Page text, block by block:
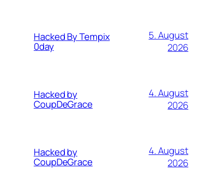
Hacked By Tempix
0day
5. August
2026
Hacked by
CoupDeGrace
4. August
2026
Hacked by
CoupDeGrace
4. August
2026